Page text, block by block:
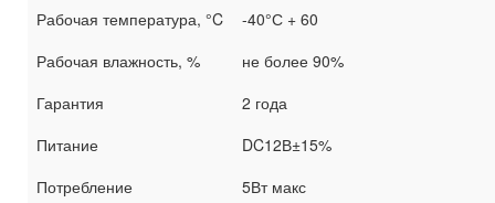
Рабочая температура, °C
-40°С + 60
Рабочая влажность, %
не более 90%
Гарантия
2 года
Питание
DC12В±15%
Потребление
5Вт макс